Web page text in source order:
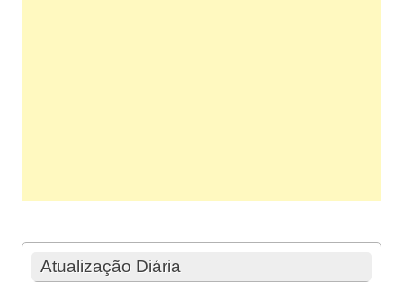
Atualização Diária